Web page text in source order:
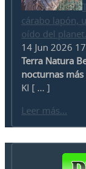
cárabo lapón,
oído del
14 Jun 2026
Terra Natura
nocturnas
Kl [ ... ]
Leer más...